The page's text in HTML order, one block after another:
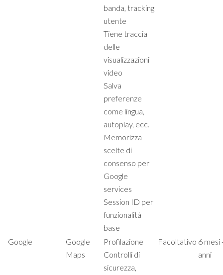
banda, tracking
utente
Tiene traccia
delle
visualizzazioni
video
Salva
preferenze
come lingua,
autoplay, ecc.
Memorizza
scelte di
consenso per
Google
services
Session ID per
funzionalità
base
Google
Google
Maps
Profilazione
Controlli di
sicurezza,
Facoltativo 6 mesi
anni